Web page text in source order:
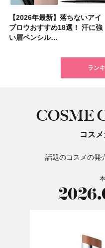
【2026年最新】落ちないアイ
ブロウおすすめ18選！ 汗に強
い眉ペンシル…
【2026夏】「ハリ・たるみケ
ア」ランキングTOP5！＜マキ
アビューティ…
【2026年最新】落ちないアイ
ブロウおすすめ18選！ 汗に強
い眉ペンシル…
【2026年】ボディ用日焼け止
めUVのおすすめ20選！ この夏
注目の人気…
【板野友美さんの美活】「最
近、下の歯の矯正を再開したん
です」オーラルケア…
【2026年夏】小顔に見えるボ
ブの髪型37選！ レイヤー・切
りっぱなしな…
石井美保さん祝50歳！ アニバ
ーサリーイベントに込めた思
い、今夢中なボデ…
【全色レビュー】ケイト メロ
ウブラウンアイズ限定色追加！
イエベ・ブルベ別…
ラン
COSME
コス
話題のコスメの発